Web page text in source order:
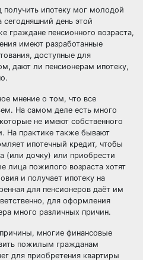
получить ипотеку мог молодой
день этой
граждане пенсионного возраста,
имеют разработанные
доступные для
, дают ли пенсионерам ипотеку,
мнение о том, что все
На самом деле есть много
не имеют собственного
На практике также бывают
ипотечный кредит, чтобы
(или дочку) или приобрести
лица пожилого возраста хотят
и получает ипотеку на
для пенсионеров даёт им
для оформления
много различных причин.
многие финансовые
пожилым гражданам
для приобретения квартиры